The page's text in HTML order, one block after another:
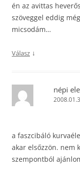
én az avittas
szöveggel eddig
micsodám…
Válasz ↓
népi
a faszcibáló
akar elsőzzön. nem
szempontból